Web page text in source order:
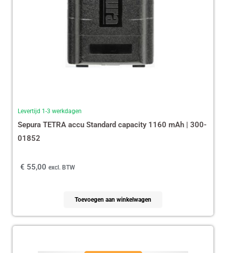
Levertijd 1-3 werkdagen
Sepura TETRA accu Standard capacity 1160 mAh | 300-
01852
€ 55,00 excl. BTW
Toevoegen aan winkelwagen